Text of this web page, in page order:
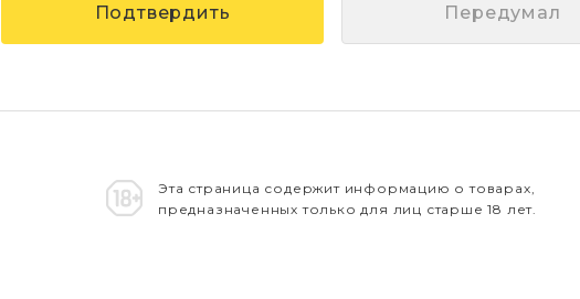
Передумал
Эта страница содержит информацию о товарах,
предназначенных только для лиц старше 18 лет.